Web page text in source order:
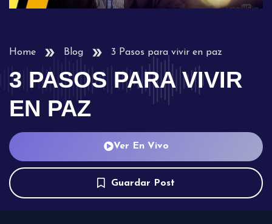
Home Blog 3 Pasos para vivir en paz
3 PASOS PARA VIVIR
EN PAZ
Ver En Vivo
Guardar Post